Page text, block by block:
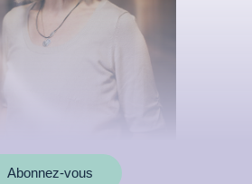
Abonnez-vous